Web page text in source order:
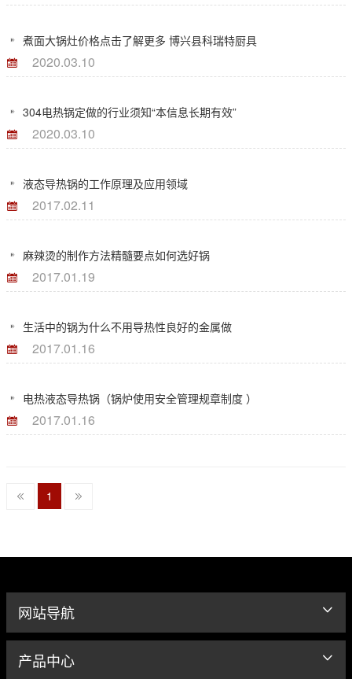
煮面大锅灶价格点击了解更多 博兴县科瑞特厨具
2020.03.10
304电热锅定做的行业须知“本信息长期有效”
2020.03.10
液态导热锅的工作原理及应用领域
2017.02.11
麻辣烫的制作方法精髓要点如何选好锅
2017.01.19
生活中的锅为什么不用导热性良好的金属做
2017.01.16
电热液态导热锅（锅炉使用安全管理规章制度 ）
2017.01.16
1
网站导航
产品中心